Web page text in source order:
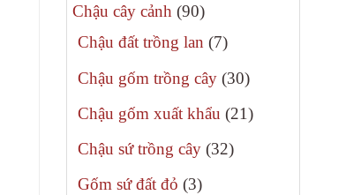
Chậu cây cảnh 9090
sản
Chậu đất trồng lan 77
phẩm
Chậu gốm trồng cây 3030
phẩm
Chậu gốm xuất khẩu 2121
Chậu sứ trồng cây 3232
Gốm sứ đất đỏ 33